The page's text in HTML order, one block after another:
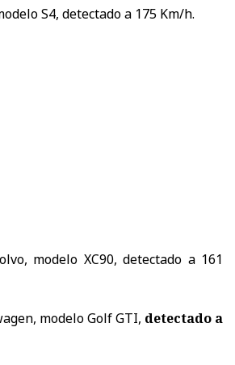
S4, detectado a 175 Km/h.
modelo XC90, detectado a 161
modelo Golf GTI, detectado a